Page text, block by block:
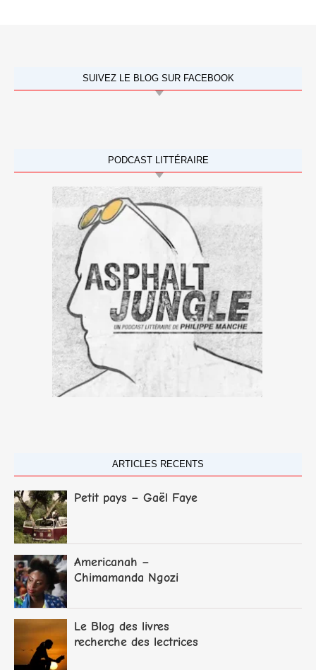
SUIVEZ LE BLOG SUR FACEBOOK
PODCAST LITTÉRAIRE
ARTICLES RECENTS
Petit pays – Gaël Faye
Americanah –
Chimamanda Ngozi
Le Blog des livres
recherche des lectrices